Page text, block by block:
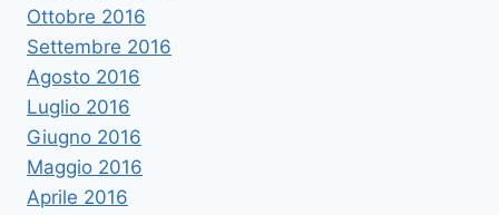
Ottobre 2016
Settembre 2016
Agosto 2016
Luglio 2016
Giugno 2016
Maggio 2016
Aprile 2016